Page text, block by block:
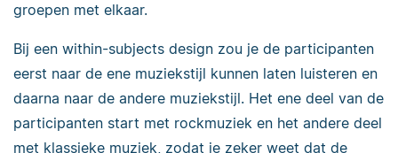
groepen met elkaar.
Bij een within-subjects design zou je de participanten
eerst naar de ene muziekstijl kunnen laten luisteren en
daarna naar de andere muziekstijl. Het ene deel van de
participanten start met rockmuziek en het andere deel
met klassieke muziek, zodat je zeker weet dat de